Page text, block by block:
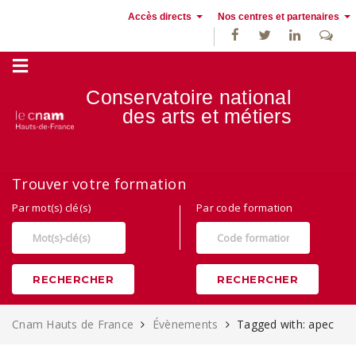
Accès directs Nos centres et partenaires
France
Conservatoire national
des arts et métiers
Trouver votre formation
Par mot(s) clé(s)
RECHERCHER
Par code formation
RECHERCHER
Cnam Hauts de France Évènements Tagged with: apec